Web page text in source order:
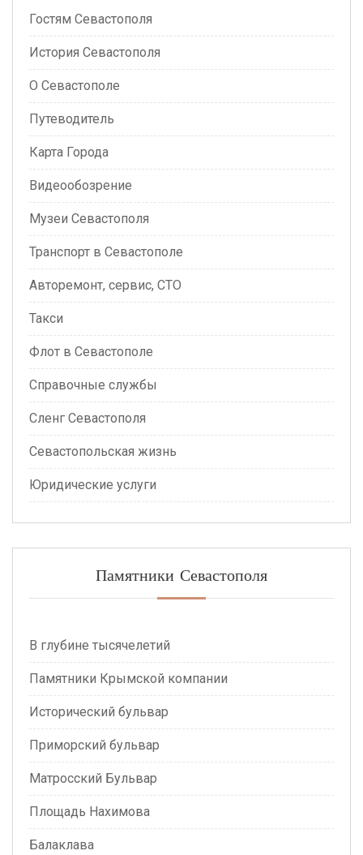
Гостям Севастополя
История Севастополя
О Севастополе
Путеводитель
Карта Города
Видеообозрение
Музеи Севастополя
Транспорт в Севастополе
Авторемонт, сервис, СТО
Такси
Флот в Севастополе
Справочные службы
Сленг Севастополя
Севастопольская жизнь
Юридические услуги
Памятники Севастополя
В глубине тысячелетий
Памятники Крымской компании
Исторический бульвар
Приморский бульвар
Матросский Бульвар
Площадь Нахимова
Балаклава